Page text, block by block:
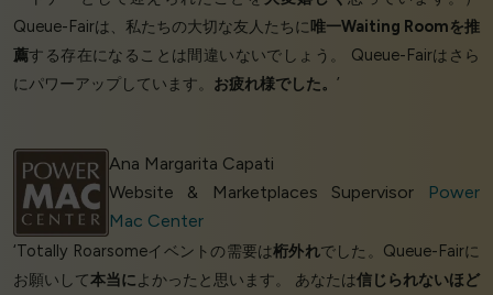
Queue-Fairは、私たちの大切な友人たちに唯一Waiting Roomを推
薦する存在になることは間違いないでしょう。 Queue-Fairはさら
にパワーアップしています。 お疲れ様でした。 ’
Ana Margarita Capati
Website & Marketplaces Supervisor
Power
Mac Center
‘Totally Roarsomeイベントの需要は桁外れでした。Queue-Fairに
お願いして本当によかったと思います。 あなたは信じられないほど